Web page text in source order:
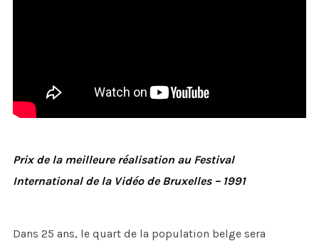
Prix de la meilleure réalisation au Festival
International de la Vidéo de Bruxelles – 1991
Dans 25 ans, le quart de la population belge sera